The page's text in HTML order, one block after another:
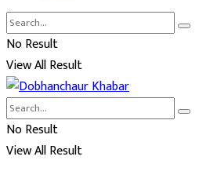
No Result
View All Result
No Result
View All Result